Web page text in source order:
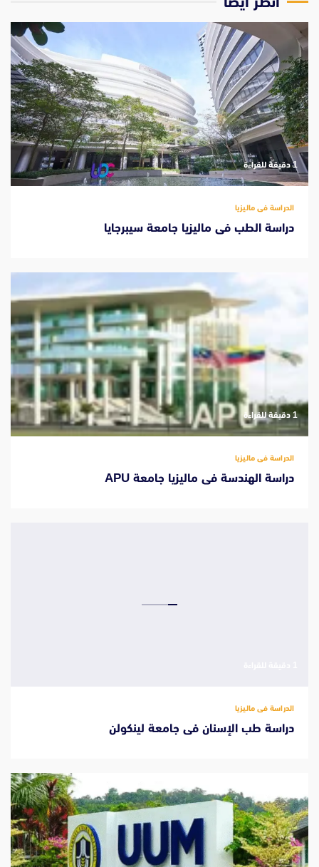
‫1 دقيقة للقراءة
الدراسة فى ماليزيا
دراسة الطب فى ماليزيا جامعة سيبرجايا
‫1 دقيقة للقراءة
الدراسة فى ماليزيا
دراسة الهندسة فى ماليزيا جامعة APU
الدراسة فى ماليزيا
دراسة طب الإسنان فى جامعة لينكولن